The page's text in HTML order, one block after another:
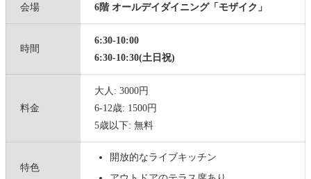
ライブキッチン
スイーツ(デザート)コーナー
ドリンクコーナー
うれしいポイント：ヒルトン・オナーズ会員特典
メニューあり
会場 6階 オールデイダイニング「モザイク」
時間
6:30-10:00
6:30-10:30(土日祝)
料金
大人: 3000円
6-12歳: 1500円
5歳以下: 無料
特色
開放的なライブキッチン